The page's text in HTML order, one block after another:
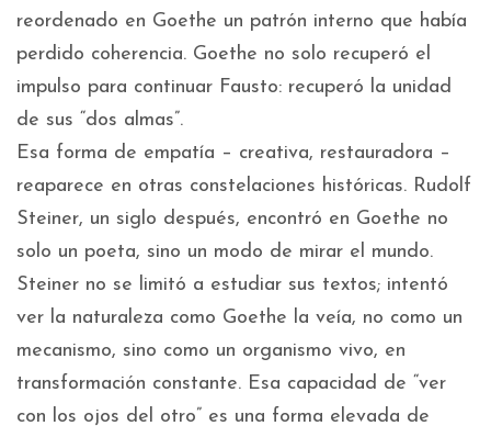
reordenado en Goethe un patrón interno que había
perdido coherencia. Goethe no solo recuperó el
impulso para continuar Fausto: recuperó la unidad
de sus “dos almas”.
Esa forma de empatía – creativa, restauradora –
reaparece en otras constelaciones históricas. Rudolf
Steiner, un siglo después, encontró en Goethe no
solo un poeta, sino un modo de mirar el mundo.
Steiner no se limitó a estudiar sus textos; intentó
ver la naturaleza como Goethe la veía, no como un
mecanismo, sino como un organismo vivo, en
transformación constante. Esa capacidad de “ver
con los ojos del otro” es una forma elevada de